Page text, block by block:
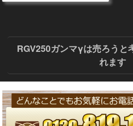
RGV250ガンマγは売ろうと
れます